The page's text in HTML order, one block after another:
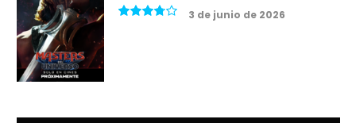
3 de junio de 2026